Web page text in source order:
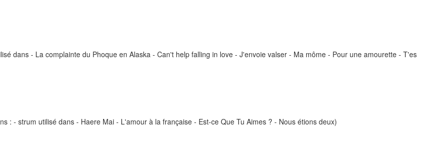
dans - La complainte du Phoque en Alaska - Can't help falling in love - J'envoie valser - Ma môme - Pour une amourette - T'es
: - strum utilisé dans - Haere Mai - L'amour à la française - Est-ce Que Tu Aimes ? - Nous étions deux)